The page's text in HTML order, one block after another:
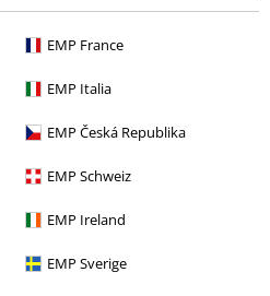
EMP France
EMP Italia
EMP Česká Republika
EMP Schweiz
EMP Ireland
EMP Sverige